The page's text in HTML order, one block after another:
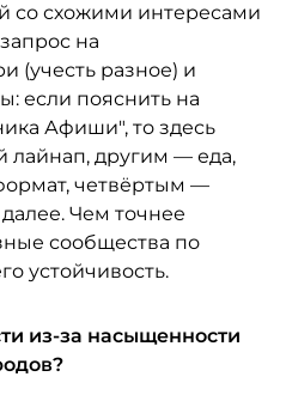
со схожими интересами
на
(учесть разное) и
если пояснить на
Афиши", то здесь
лайнап, другим — еда,
четвёртым —
далее. Чем точнее
сообщества по
устойчивость.
из-за насыщенности